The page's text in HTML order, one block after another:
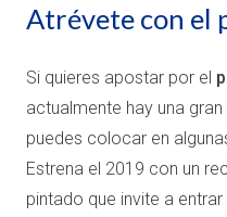
Atrévete con el
Si quieres apostar por el
actualmente hay una
puedes colocar en
Estrena el 2019 con un
pintado que invite a